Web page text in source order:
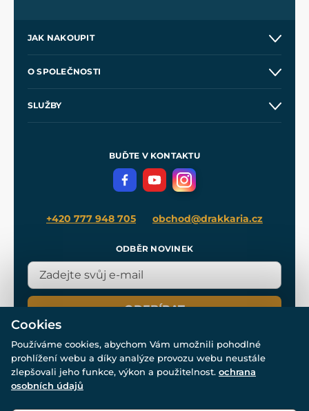
JAK NAKOUPIT
Velkoobchod
O SPOLEČNOSTI
SLUŽBY
Meče pro Kingdom Come
BUĎTE V KONTAKTU
+420 777 948 705 obchod@drakkaria.cz
ODBĚR NOVINEK
ODEBÍRAT
© Všechna práva vyhrazena. www.drakkaria.cz 2007-2026.
Cookies
Používáme cookies, abychom Vám umožnili pohodlné
prohlížení webu a díky analýze provozu webu neustále
zlepšovali jeho funkce, výkon a použitelnost. ochrana
osobních údajů